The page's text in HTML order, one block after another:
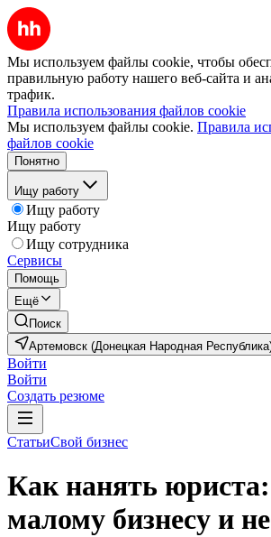
Мы используем файлы cookie, чтобы
правильную работу нашего веб-сайта и
трафик.
Правила использования файлов cookie
Мы используем файлы cookie. Правила
файлов cookie
Понятно
Ищу работу
Ищу работу
Ищу работу
Ищу сотрудника
Сервисы
Помощь
Ещё
Поиск
Артемовск (Донецкая Народная
Войти
Войти
Создать резюме
СтатьиСвой бизнес
Как нанять
малому бизнесу и